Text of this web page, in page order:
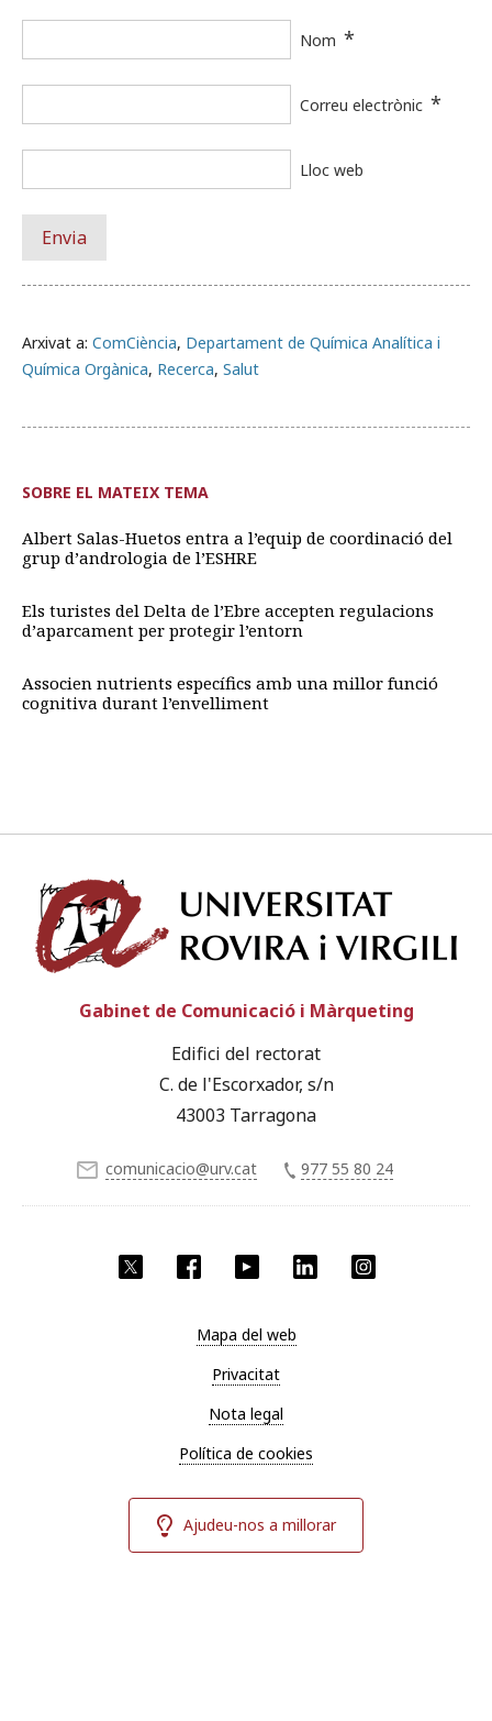
Arxivat a: ComCiència, Departament de Química Analítica i
Química Orgànica, Recerca, Salut
Nom *
Correu electrònic *
Lloc web
SOBRE EL MATEIX TEMA
Albert Salas-Huetos entra a l’equip de coordinació del
grup d’andrologia de l’ESHRE
Els turistes del Delta de l’Ebre accepten regulacions
d’aparcament per protegir l’entorn
Associen nutrients específics amb una millor funció
cognitiva durant l’envelliment
Facebook YouTube LinkedIn
Gabinet de Comunicació i Màrqueting
Edifici del rectorat
C. de l'Escorxador, s/n
43003 Tarragona
comunicacio@urv.cat 977 55 80 24
Mapa del web
Privacitat
Nota legal
Política de cookies
Ajudeu-nos a millorar